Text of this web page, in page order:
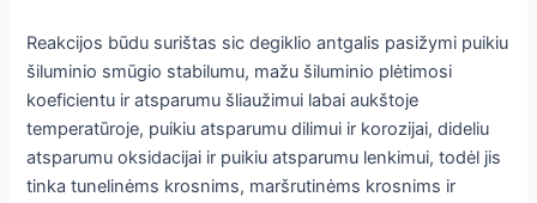
Reakcijos būdu surištas sic degiklio antgalis pasižymi puikiu
šiluminio smūgio stabilumu, mažu šiluminio plėtimosi
koeficientu ir atsparumu šliaužimui labai aukštoje
temperatūroje, puikiu atsparumu dilimui ir korozijai, dideliu
atsparumu oksidacijai ir puikiu atsparumu lenkimui, todėl jis
tinka tunelinėms krosnims, maršrutinėms krosnims ir